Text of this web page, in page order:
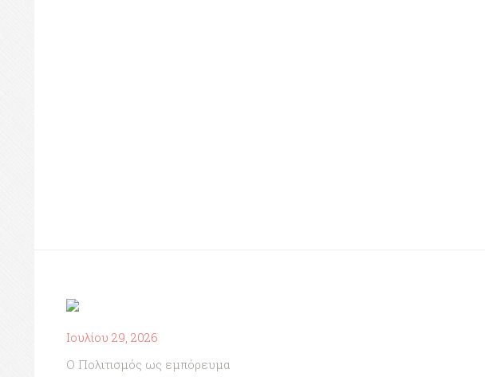
Ιουλίου 29, 2026
Ο Πολιτισμός ως εμπόρευμα